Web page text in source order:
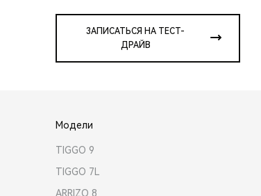
ЗАПИСАТЬСЯ НА ТЕСТ-
ДРАЙВ
Модели
TIGGO 9
TIGGO 7L
ARRIZO 8